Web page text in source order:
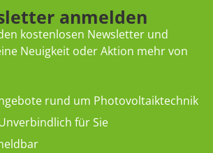
anmelden
kostenlosen Newsletter und
Neuigkeit oder Aktion mehr von
rund um Photovoltaiktechnik
für Sie